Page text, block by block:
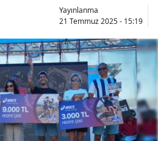
Yayınlanma
21 Temmuz 2025 - 15:19